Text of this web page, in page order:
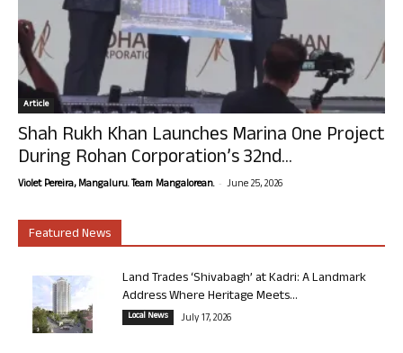
Article
Shah Rukh Khan Launches Marina One Project
During Rohan Corporation’s 32nd...
Violet Pereira, Mangaluru. Team Mangalorean. - June 25, 2026
Featured News
Land Trades ‘Shivabagh’ at Kadri: A Landmark
Address Where Heritage Meets...
Local News July 17, 2026